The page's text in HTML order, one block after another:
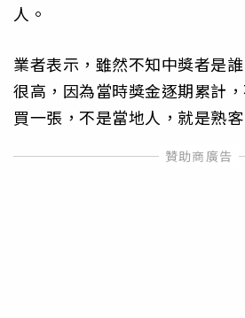
人。
業者表示，雖然不知中獎者是
很高，因為當時獎金逐期累計
買一張，不是當地人，就是熟客